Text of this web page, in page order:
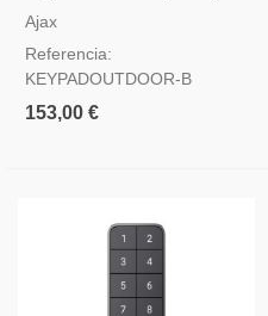
Ajax
Referencia:
KEYPADOUTDOOR-B
153,00 €